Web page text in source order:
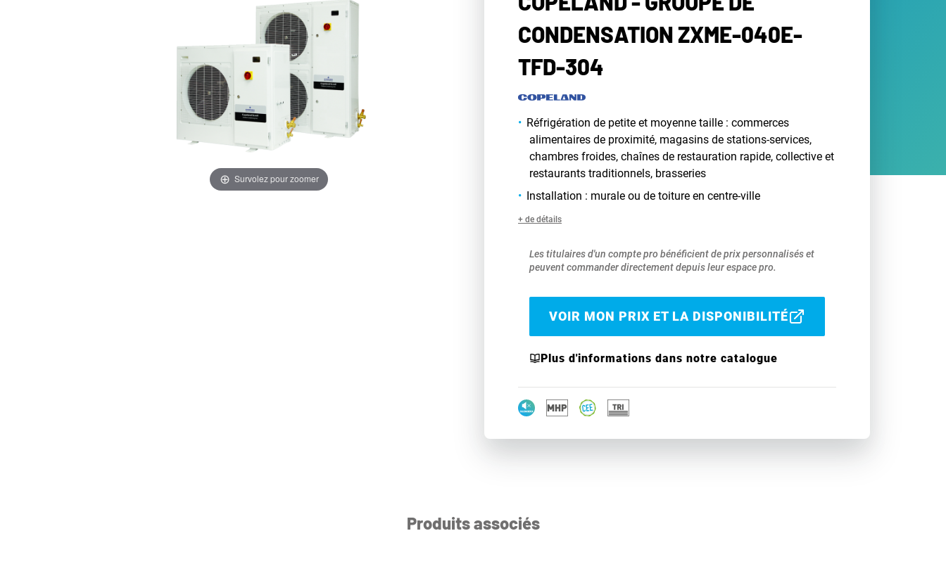
Survolez pour zoomer
CONDENSATION ZXME-040E-
TFD-304
Réfrigération de petite et moyenne taille : commerces
alimentaires de proximité, magasins de stations-services,
chambres froides, chaînes de restauration rapide, collective et
restaurants traditionnels, brasseries
Installation : murale ou de toiture en centre-ville
+ de détails
Les titulaires d'un compte pro bénéficient de prix personnalisés et
peuvent commander directement depuis leur espace pro.
VOIR MON PRIX ET LA DISPONIBILITÉ
Plus d'informations dans notre catalogue
Produits associés